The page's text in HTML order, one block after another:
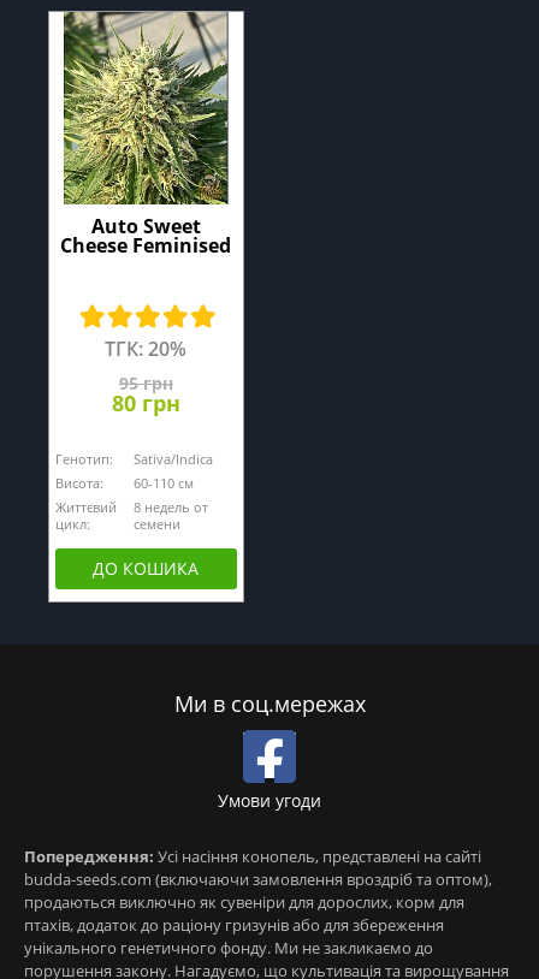
Auto Sweet
Cheese Feminised
ТГК: 20%
95 грн
80 грн
Генотип:
Sativa/Indica
Висота:
60-110 см
Життєвий
цикл:
8 недель от
семени
ДО КОШИКА
Ми в соц.мережах
Умови угоди
Попередження: Усі насіння конопель, представлені на сайті
budda-seeds.com (включаючи замовлення вроздріб та оптом),
продаються виключно як сувеніри для дорослих, корм для
птахів, додаток до раціону гризунів або для збереження
унікального генетичного фонду. Ми не закликаємо до
порушення закону. Нагадуємо, що культивація та вирощування